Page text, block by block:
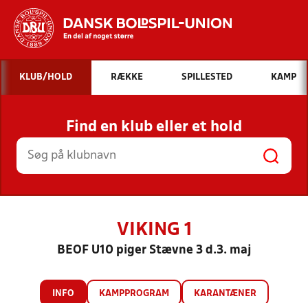
Hvad vil du søge efter?
INDHOLD OG NYHEDER
STILLINGER, RESULTATER, KLUBBER OG
HOLD
KLUB/HOLD RÆKKE SPILLESTED KAMP
Find en klub eller et hold
VIKING 1
BEOF U10 piger Stævne 3 d.3. maj
INFO KAMPPROGRAM KARANTÆNER